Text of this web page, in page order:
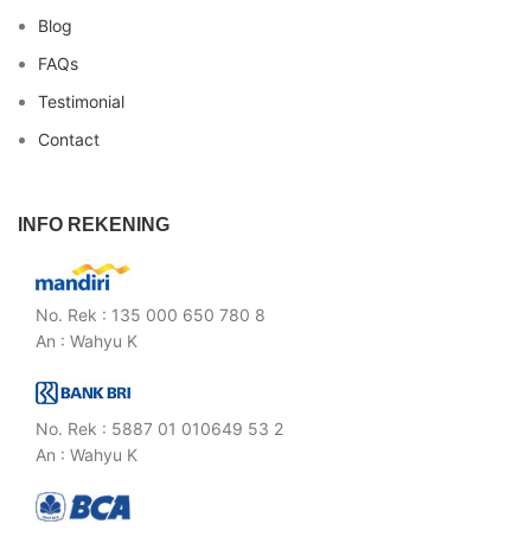
Blog
FAQs
Testimonial
Contact
INFO REKENING
No. Rek : 135 000 650 780 8
An : Wahyu K
No. Rek : 5887 01 010649 53 2
An : Wahyu K